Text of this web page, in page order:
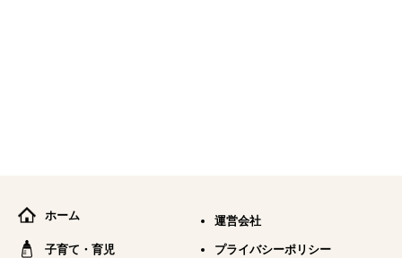
ホーム
子育て・育児
運営会社
プライバシーポリシー